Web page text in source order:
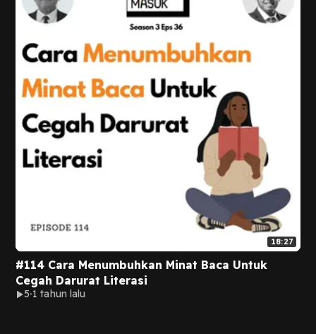
18:27
#114 Cara Menumbuhkan Minat Baca Untuk
Cegah Darurat Literasi
5 1 tahun lalu